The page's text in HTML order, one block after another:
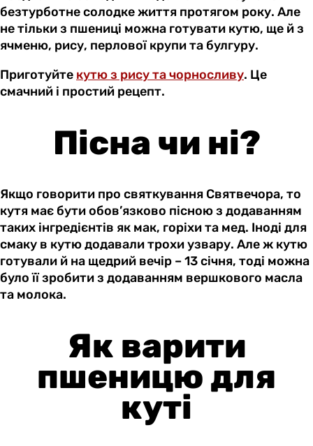
безтурботне солодке життя протягом року. Але
не тільки з пшениці можна готувати кутю, ще й з
ячменю, рису, перлової крупи та булгуру.
Приготуйте кутю з рису та чорносливу. Це
смачний і простий рецепт.
Пісна чи ні?
Якщо говорити про святкування Святвечора, то
кутя має бути обов’язково пісною з додаванням
таких інгредієнтів як мак, горіхи та мед. Іноді для
смаку в кутю додавали трохи узвару. Але ж кутю
готували й на щедрий вечір – 13 січня, тоді можна
було її зробити з додаванням вершкового масла
та молока.
Як варити
пшеницю для
куті